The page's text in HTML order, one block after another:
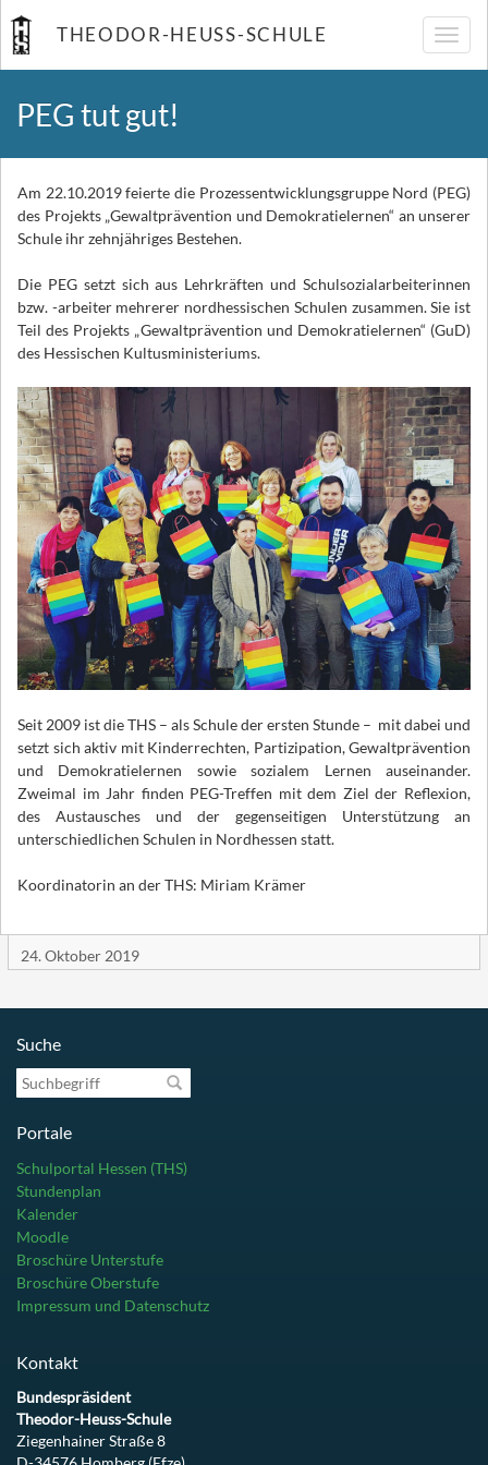
THEODOR-HEUSS-SCHULE
PEG tut gut!
Am 22.10.2019 feierte die Prozessentwicklungsgruppe Nord (PEG)
des Projekts „Gewaltprävention und Demokratielernen“ an unserer
Schule ihr zehnjähriges Bestehen.
Die PEG setzt sich aus Lehrkräften und Schulsozialarbeiterinnen
bzw. -arbeiter mehrerer nordhessischen Schulen zusammen. Sie ist
Teil des Projekts „Gewaltprävention und Demokratielernen“ (GuD)
des Hessischen Kultusministeriums.
Seit 2009 ist die THS – als Schule der ersten Stunde – mit dabei und
setzt sich aktiv mit Kinderrechten, Partizipation, Gewaltprävention
und Demokratielernen sowie sozialem Lernen auseinander.
Zweimal im Jahr finden PEG-Treffen mit dem Ziel der Reflexion,
des Austausches und der gegenseitigen Unterstützung an
unterschiedlichen Schulen in Nordhessen statt.
Koordinatorin an der THS: Miriam Krämer
24. Oktober 2019
Suche
Suchbegriff
Portale
Schulportal Hessen (THS)
Stundenplan
Kalender
Moodle
Broschüre Unterstufe
Broschüre Oberstufe
Impressum und Datenschutz
Kontakt
Bundespräsident
Theodor-Heuss-Schule
Ziegenhainer Straße 8